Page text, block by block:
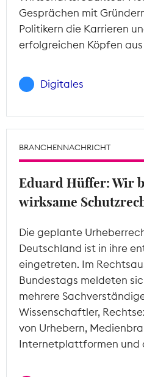
Gesprächen mit
Politikern die Karrieren
erfolgreichen Köpfen
Digitales
BRANCHENNACHRICHT
Eduard Hüffer: Wir
wirksame
Die geplante
Deutschland ist in ihre
eingetreten. Im
Bundestags meldeten
mehrere
Wissenschaftler,
von Urhebern,
Internetplattformen und